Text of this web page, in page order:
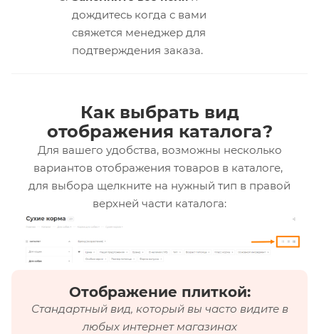
дождитесь когда с вами
свяжется менеджер для
подтверждения заказа.
Как выбрать вид
отображения каталога?
Для вашего удобства, возможны несколько
вариантов отображения товаров в каталоге,
для выбора щелкните на нужный тип в правой
верхней части каталога:
Отображение плиткой:
Стандартный вид, который вы часто видите в
любых интернет магазинах